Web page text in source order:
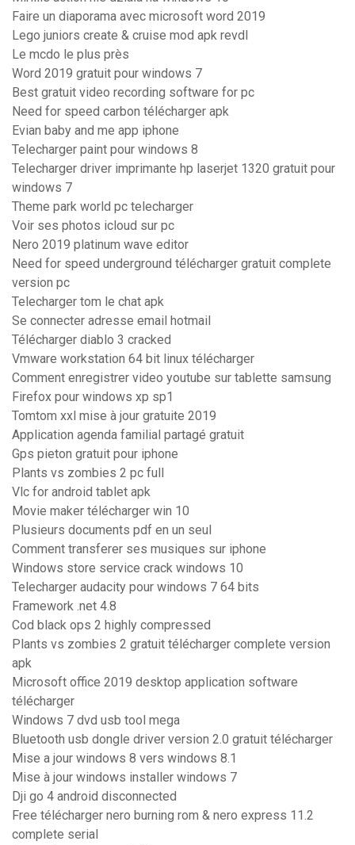
Faire un diaporama avec microsoft word 2019
Lego juniors create & cruise mod apk revdl
Le mcdo le plus près
Word 2019 gratuit pour windows 7
Best gratuit video recording software for pc
Need for speed carbon télécharger apk
Evian baby and me app iphone
Telecharger paint pour windows 8
Telecharger driver imprimante hp laserjet 1320 gratuit pour
windows 7
Theme park world pc telecharger
Voir ses photos icloud sur pc
Nero 2019 platinum wave editor
Need for speed underground télécharger gratuit complete
version pc
Telecharger tom le chat apk
Se connecter adresse email hotmail
Télécharger diablo 3 cracked
Vmware workstation 64 bit linux télécharger
Comment enregistrer video youtube sur tablette samsung
Firefox pour windows xp sp1
Tomtom xxl mise à jour gratuite 2019
Application agenda familial partagé gratuit
Gps pieton gratuit pour iphone
Plants vs zombies 2 pc full
Vlc for android tablet apk
Movie maker télécharger win 10
Plusieurs documents pdf en un seul
Comment transferer ses musiques sur iphone
Windows store service crack windows 10
Telecharger audacity pour windows 7 64 bits
Framework .net 4.8
Cod black ops 2 highly compressed
Plants vs zombies 2 gratuit télécharger complete version
apk
Microsoft office 2019 desktop application software
télécharger
Windows 7 dvd usb tool mega
Bluetooth usb dongle driver version 2.0 gratuit télécharger
Mise a jour windows 8 vers windows 8.1
Mise à jour windows installer windows 7
Dji go 4 android disconnected
Free télécharger nero burning rom & nero express 11.2
complete serial